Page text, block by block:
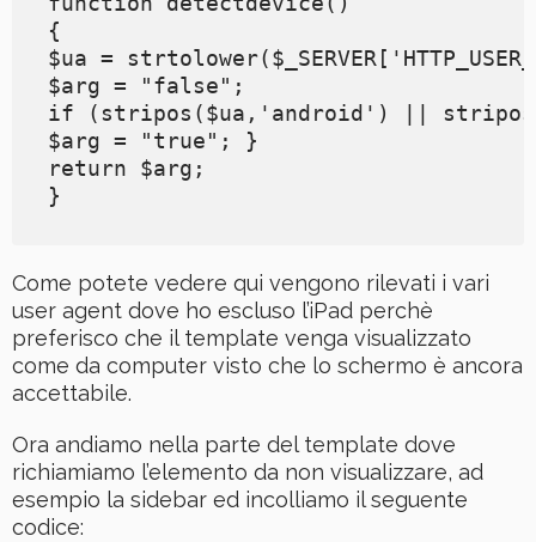
{
$ua =
$arg = "false";
if (stripos($ua,'android') ||
$arg = "true"; }
return $arg;
}
Come potete vedere qui vengono rilevati i vari
user agent dove ho escluso l’iPad perchè
preferisco che il template venga visualizzato
come da computer visto che lo schermo è ancora
accettabile.
Ora andiamo nella parte del template dove
richiamiamo l’elemento da non visualizzare, ad
esempio la sidebar ed incolliamo il seguente
codice: